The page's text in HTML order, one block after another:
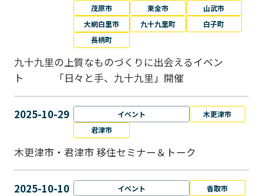
茂原市
東金市
山武市
大網白里市
九十九里町
白子町
長柄町
九十九里の上質なものづくりに出会えるイベン
ト 「日々と手、九十九里」開催
2025-10-29 イベント
木更津市
君津市
木更津市・君津市 移住セミナー＆トーク
2025-10-10 イベント 香取市